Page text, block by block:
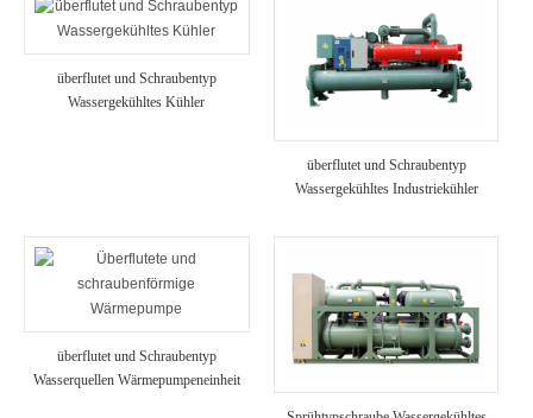
überflutet und Schraubentyp
Wassergekühltes Kühler
überflutet und Schraubentyp
Wassergekühltes Industriekühler
überflutet und Schraubentyp
Wasserquellen Wärmepumpeneinheit